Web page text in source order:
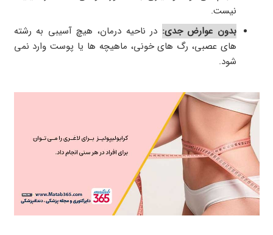
نیست.
بدون عوارض جدی: در ناحیه درمان، هیچ آسیبی به رشته
های عصبی، رگ های خونی، ماهیچه ها یا پوست وارد نمی
شود.